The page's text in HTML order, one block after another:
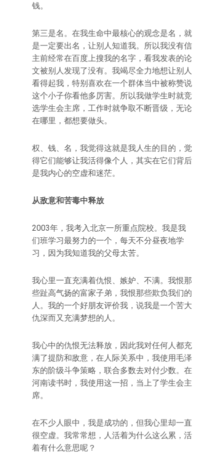
钱。
第三是名。在我生命中最核心的观念是名，就
是一定要出名，让别人知道我。所以我没有信
主前经常在百度上搜我的名字，看我发表的论
文被别人发现了没有。我竭尽全力地想让别人
看得起我，特别喜欢在一个群体当中被称赞说
这个小子你看他多厉害。所以我做学生时就竞
选学生会主席，工作时就争取不断晋级，无论
在哪里，都想要做头。
权、钱、名，我觉得这就是我人生的目的，觉
得它们能够让我活得像个人，其实在它们背后
是我内心的空虚和迷茫。
从敌意和苦毒中释放
2003年，我考入北京一所重点院校。我是我
们班学习最努力的一个，每天不分昼夜地学
习，因为我知道我的父母太苦。
我心里一直充满着仇恨、嫉妒、不满。我恨那
些趾高气扬的富家子弟，我恨那些欺负我们的
人。我的一个好朋友评价我，说我是一个苦大
仇深而又充满梦想的人。
我心中的仇恨无法释放，因此我对任何人都充
满了提防和敌意，在人际关系中，我使用毛泽
东的阶级斗争策略，联合多数去对付少数。在
河南读书时，我使用这一招，当上了学生会主
席。
在不少人眼中，我是成功的，但我心里却一直
很空虚。我常常想，人活着为什么这么累，活
着有什么意思呢？